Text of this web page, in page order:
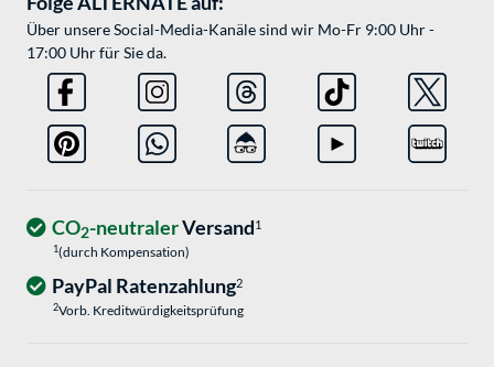
Über unsere Social-Media-Kanäle sind wir Mo-Fr 9:00 Uhr -
17:00 Uhr für Sie da.
CO2-neutralerVersand1
1(durch Kompensation)
PayPal Ratenzahlung2
2Vorb. Kreditwürdigkeitsprüfung